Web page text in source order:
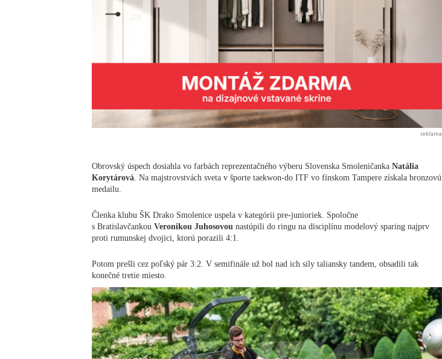
reklama
Obrovský úspech dosiahla vo farbách reprezentačného výberu Slovenska Smoleničanka Natália
Korytárová. Na majstrovstvách sveta v športe taekwon-do ITF vo fínskom Tampere získala bronzovú
medailu.
Členka klubu ŠK Drako Smolenice uspela v kategórii pre-junioriek. Spoločne
s Bratislavčankou Veronikou Juhosovou nastúpili do ringu na disciplínu modelový sparing najprv
proti rumunskej dvojici, ktorú porazili 4:1.
Potom prešli cez poľský pár 3:2. V semifinále už bol nad ich sily taliansky tandem, obsadili tak
konečné tretie miesto.